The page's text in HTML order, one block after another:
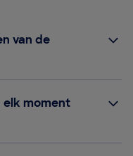
van de
elk moment